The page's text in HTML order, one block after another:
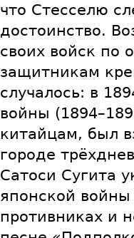
что Стесселю
достоинство.
своих войск по
защитникам
случалось: в
войны
китайцам, был
городе
Сатоси Сугита
японской
противниках и